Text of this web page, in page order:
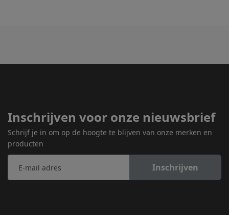
Inschrijven voor onze nieuwsbrief
Schrijf je in om op de hoogte te blijven van onze merken en
producten
Inschrijven